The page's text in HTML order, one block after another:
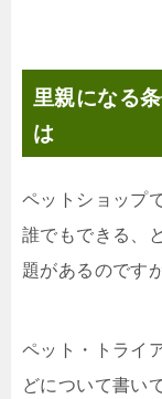
里親になる
は
ペットショップ
誰でもできる、
題があるのです
ペット・トライ
どについて書い